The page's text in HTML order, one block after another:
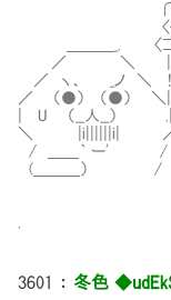
∩
〈〈〈
＿＿＿_.
／ ＼ | | そう
／ ヽ、 _ノ
／ （●） （●） ＼|
| U （__人__）
＼ |i||||||i| ／／ す
/ ＿＿｀ ー' /
(＿＿＿） /
3601 ： 冬色